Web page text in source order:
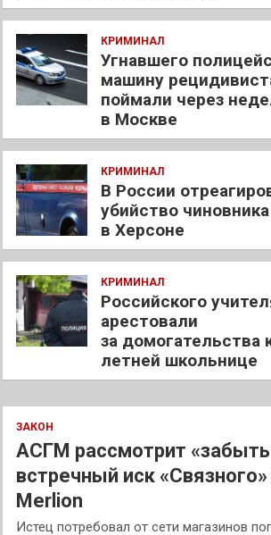
КРИМИНАЛ
Угнавшего
машину
поймали через
в Москве
КРИМИНАЛ
В России
убийство чиновника
в Херсоне
КРИМИНАЛ
Российского
арестовали
за домогательства
летней школьнице
ЗАКОН
АСГМ рассмотрит
встречный иск «Связного»
Merlion
Истец потребовал от сети магазинов